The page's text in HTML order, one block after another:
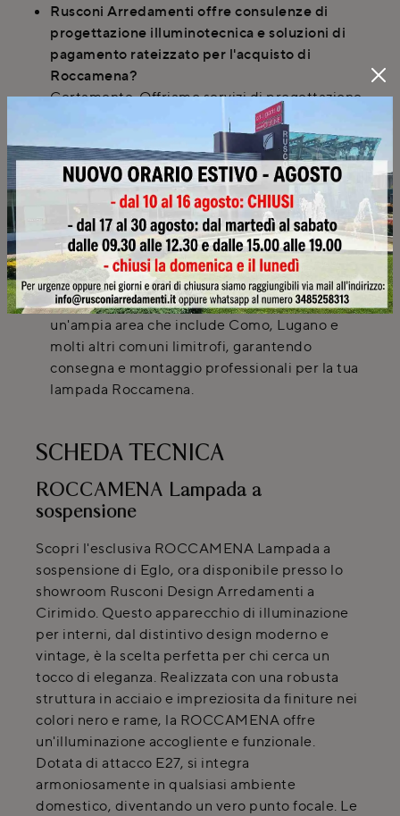
Rusconi Arredamenti offre consulenze di
progettazione illuminotecnica e soluzioni di
pagamento rateizzato per l'acquisto di
Roccamena?
Certamente. Offriamo servizi di progettazione
3D e consulenze a domicilio per aiutarti a
scegliere la migliore soluzione di
illuminazione. Inoltre, è possibile usufruire di
formule di pagamento rateizzate per il tuo
acquisto.
Se abito in zone come Como o Lugano, posso
comunque acquistare la lampada Roccamena
con i vostri servizi?
Assolutamente sì. Rusconi Arredamenti serve
un'ampia area che include Como, Lugano e
molti altri comuni limitrofi, garantendo
consegna e montaggio professionali per la tua
lampada Roccamena.
SCHEDA TECNICA
ROCCAMENA Lampada a
sospensione
Scopri l'esclusiva ROCCAMENA Lampada a
sospensione di Eglo, ora disponibile presso lo
showroom Rusconi Design Arredamenti a
Cirimido. Questo apparecchio di illuminazione
per interni, dal distintivo design moderno e
vintage, è la scelta perfetta per chi cerca un
tocco di eleganza. Realizzata con una robusta
struttura in acciaio e impreziosita da finiture nei
colori nero e rame, la ROCCAMENA offre
un'illuminazione accogliente e funzionale.
Dotata di attacco E27, si integra
armoniosamente in qualsiasi ambiente
domestico, diventando un vero punto focale. Le